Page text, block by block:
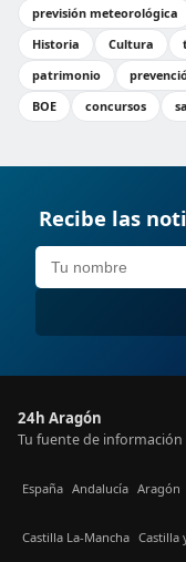
previsión meteorológica
Historia
Cultura
patrimonio
BOE
concursos
Recibe las
24h Aragón
Tu fuente de información
España Andalucía Aragón
Castilla La-Mancha Castilla